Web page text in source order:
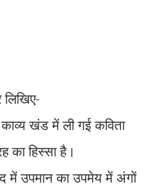
लिखिए-
काव्य खंड में ली गई कविता
का हिस्सा है।
में उपमान का उपमेय में अंगों